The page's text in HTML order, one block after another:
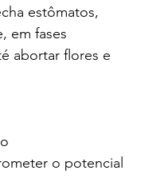
estômatos,
em fases
abortar flores e
o potencial